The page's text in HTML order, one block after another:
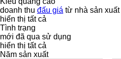
doanh thu đấu giá từ nhà sản xuất
hiển thị tất cả
Tình trạng
mới đã qua sử dụng
hiển thị tất cả
Năm sản xuất